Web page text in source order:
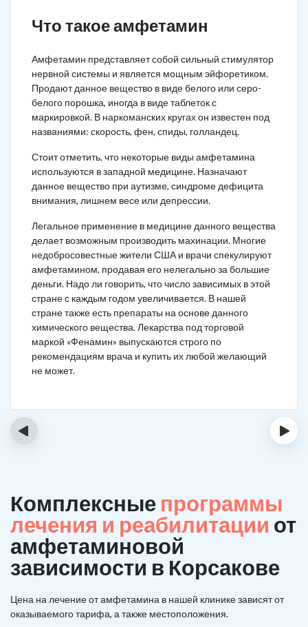
Что такое амфетамин
Амфетамин представляет собой сильный стимулятор
нервной системы и является мощным эйфоретиком.
Продают данное вещество в виде белого или серо-
белого порошка, иногда в виде таблеток с
маркировкой. В наркоманских кругах он известен под
названиями: скорость, фен, спиды, голландец.
Стоит отметить, что некоторые виды амфетамина
используются в западной медицине. Назначают
данное вещество при аутизме, синдроме дефицита
внимания, лишнем весе или депрессии.
Легальное применение в медицине данного вещества
делает возможным производить махинации. Многие
недобросовестные жители США и врачи спекулируют
амфетамином, продавая его нелегально за большие
деньги. Надо ли говорить, что число зависимых в этой
стране с каждым годом увеличивается. В нашей
стране также есть препараты на основе данного
химического вещества. Лекарства под торговой
маркой «Фенамин» выпускаются строго по
рекомендациям врача и купить их любой желающий
не может.
‹ ›
Комплексные программы
лечения и реабилитации от
амфетаминовой
зависимости в Корсакове
Цена на лечение от амфетамина в нашей клинике зависят от
оказываемого тарифа, а также местоположения.